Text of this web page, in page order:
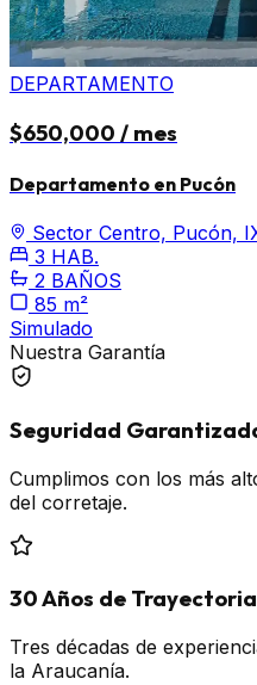
DEPARTAMENTO
$650,000 / mes
Departamento en Pucón
Sector Centro, Pucón,
3 HAB.
2 BAÑOS
85 m²
Simulado
Nuestra Garantía
Seguridad
Cumplimos con los más
del corretaje.
30 Años de Trayectoria
Tres décadas de
la Araucanía.